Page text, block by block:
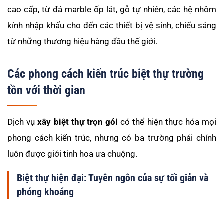
cao cấp, từ đá marble ốp lát, gỗ tự nhiên, các hệ nhôm
kính nhập khẩu cho đến các thiết bị vệ sinh, chiếu sáng
từ những thương hiệu hàng đầu thế giới.
Các phong cách kiến trúc biệt thự trường
tồn với thời gian
Dịch vụxây biệt thự trọn gói có thể hiện thực hóa mọi
phong cách kiến trúc, nhưng có ba trường phái chính
luôn được giới tinh hoa ưa chuộng.
Biệt thự hiện đại: Tuyên ngôn của sự tối giản và
phóng khoáng